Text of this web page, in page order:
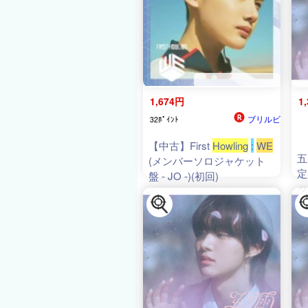
1,674円
32ﾎﾟｲﾝﾄ ブリルビ
【中古】First Howling : WE
(メンバーソロジャケット
盤 - JO -)(初回)